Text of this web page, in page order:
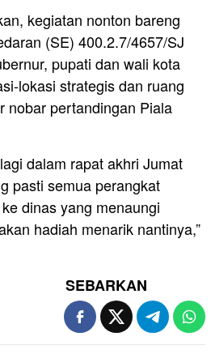
kegiatan nonton bareng
(SE) 400.2.7/4657/SJ
pupati dan wali kota
lokasi strategis dan ruang
nobar pertandingan Piala
dalam rapat akhri Jumat
pasti semua perangkat
dinas yang menaungi
hadiah menarik nantinya,”
SEBARKAN